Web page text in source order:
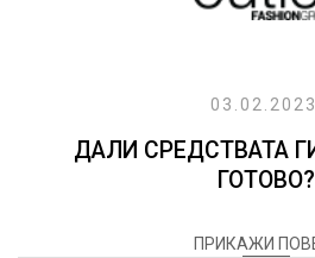
ДАЛИ СРЕДСТВАТА
ГОТОВО?
ПРИКАЖИ